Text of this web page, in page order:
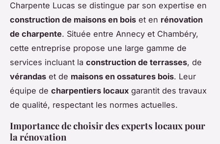
Charpente Lucas se distingue par son expertise en
construction de maisons en bois et en rénovation
de charpente. Située entre Annecy et Chambéry,
cette entreprise propose une large gamme de
services incluant la construction de terrasses, de
vérandas et de maisons en ossatures bois. Leur
équipe de charpentiers locaux garantit des travaux
de qualité, respectant les normes actuelles.
Importance de choisir des experts locaux pour
la rénovation